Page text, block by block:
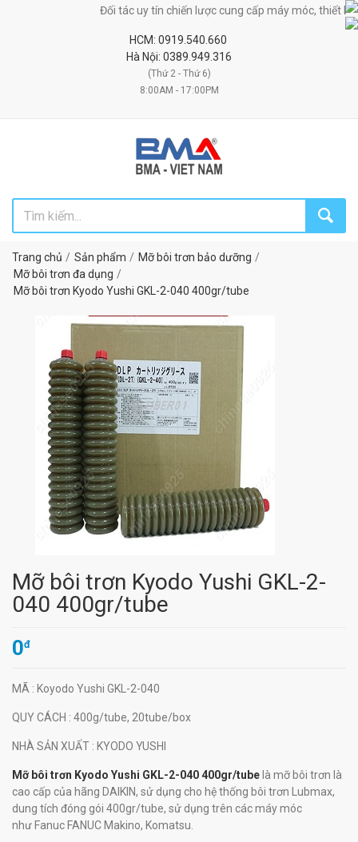
Đối tác uy tín chiến lược cung cấp máy móc, thiết bị,
HCM: 0919.540.660
Hà Nội: 0389.949.316
(Thứ 2 - Thứ 6)
8:00AM - 17:00PM
Trang chủ Sản phẩm
Mỡ bôi trơn bảo dưỡng
Mỡ bôi trơn đa dụng
Mỡ bôi trơn Kyodo Yushi GKL-2-040 400gr/tube
Mỡ bôi trơn Kyodo Yushi GKL-2-
040 400gr/tube
0đ
MÃ : Koyodo Yushi GKL-2-040
QUY CÁCH : 400g/tube, 20tube/box
NHÀ SẢN XUẤT : KYODO YUSHI
Mỡ bôi trơn Kyodo Yushi GKL-2-040 400gr/tube là mỡ bôi trơn là
cao cấp của hãng DAIKIN, sử dụng cho hệ thống bôi trơn Lubmax,
dung tích đóng gói 400gr/tube, sử dụng trên các máy móc
như Fanuc FANUC Makino, Komatsu.